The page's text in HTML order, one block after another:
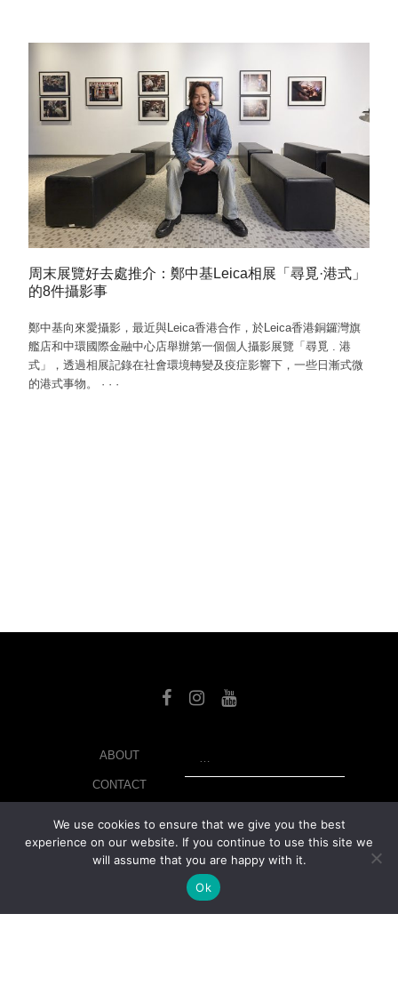
周末展覽好去處推介：鄭中基Leica相展「尋覓·港式」
的8件攝影事
鄭中基向來愛攝影，最近與Leica香港合作，於Leica香港銅鑼灣旗
艦店和中環國際金融中心店舉辦第一個個人攝影展覽「尋覓 . 港
式」，透過相展記錄在社會環境轉變及疫症影響下，一些日漸式微
的港式事物。 · · ·
ABOUT
CONTACT
MY ACCOUNT
We use cookies to ensure that we give you the best
experience on our website. If you continue to use this site we
will assume that you are happy with it.
Ok